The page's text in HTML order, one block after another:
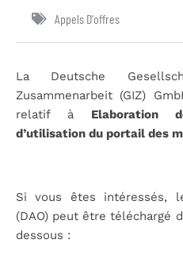
Appels D'offres
La Deutsche
Zusammenarbeit (GIZ)
relatif à Elaboration
d’utilisation du portail des
Si vous êtes intéressés,
(DAO) peut être téléchargé
dessous :